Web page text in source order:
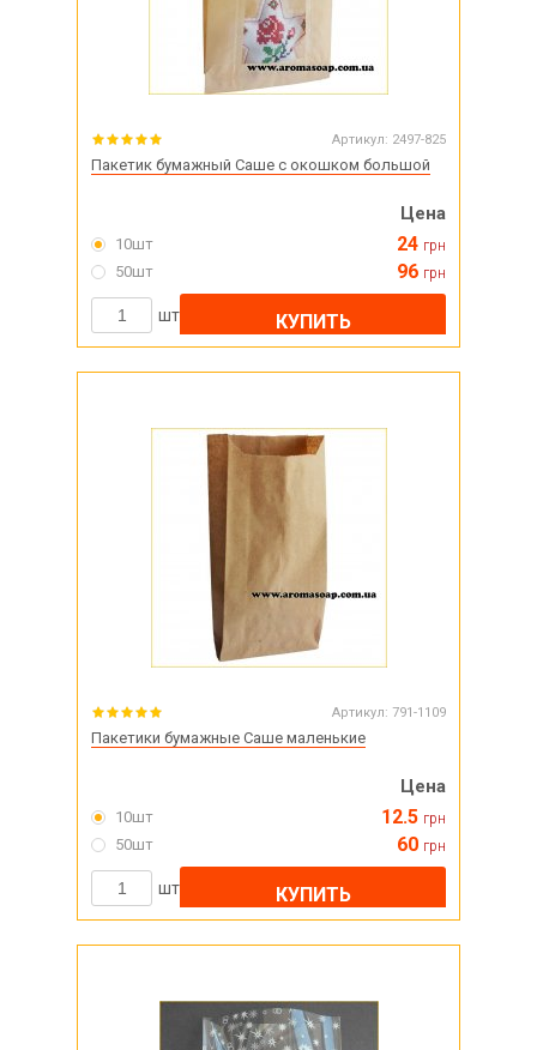
Артикул: 2497-825
Пакетик бумажный Саше с окошком большой
Цена
10шт 24 грн
50шт 96 грн
шт КУПИТЬ
Артикул: 791-1109
Пакетики бумажные Саше маленькие
Цена
10шт 12.5 грн
50шт 60 грн
шт КУПИТЬ